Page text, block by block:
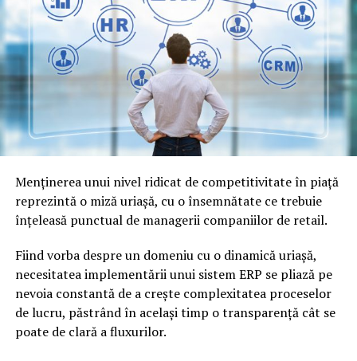
Menținerea unui nivel ridicat de competitivitate în piață
reprezintă o miză uriașă, cu o însemnătate ce trebuie
înțeleasă punctual de managerii companiilor de retail.
Fiind vorba despre un domeniu cu o dinamică uriașă,
necesitatea implementării unui sistem ERP se pliază pe
nevoia constantă de a crește complexitatea proceselor
de lucru, păstrând în același timp o transparență cât se
poate de clară a fluxurilor.